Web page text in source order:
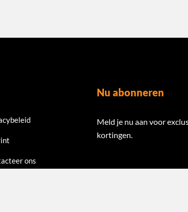
ons
Nu abonneren
Meld je nu aan voor
kortingen.